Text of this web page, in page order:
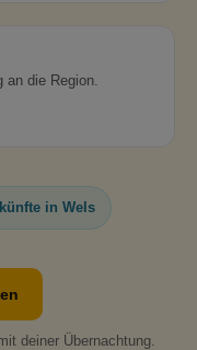
an die Region.
in Wels
deiner Übernachtung.